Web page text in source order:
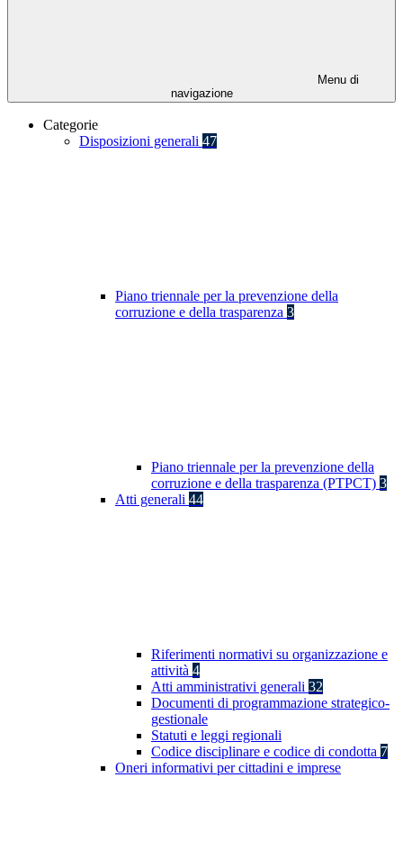
Menu di
navigazione
Categorie
Disposizioni generali 47
Piano triennale per la prevenzione della
corruzione e della trasparenza 3
Piano triennale per la prevenzione della
corruzione e della trasparenza (PTPCT) 3
Atti generali 44
Riferimenti normativi su organizzazione e
attività 4
Atti amministrativi generali 32
Documenti di programmazione strategico-
gestionale
Statuti e leggi regionali
Codice disciplinare e codice di condotta 7
Oneri informativi per cittadini e imprese